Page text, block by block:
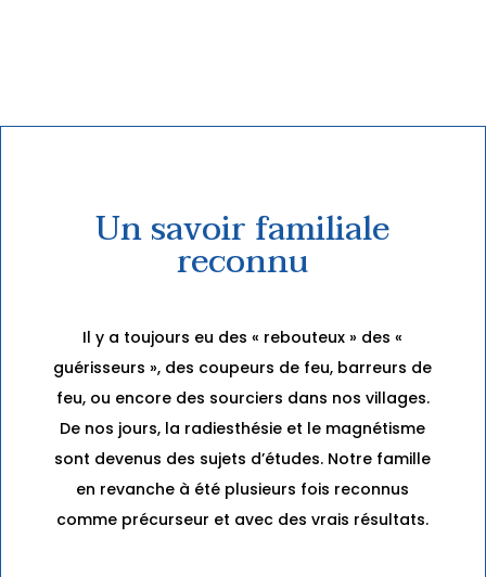
Un savoir familiale
reconnu
Il y a toujours eu des « rebouteux » des «
guérisseurs », des coupeurs de feu, barreurs de
feu, ou encore des sourciers dans nos villages.
De nos jours, la radiesthésie et le magnétisme
sont devenus des sujets d’études. Notre famille
en revanche à été plusieurs fois reconnus
comme précurseur et avec des vrais résultats.